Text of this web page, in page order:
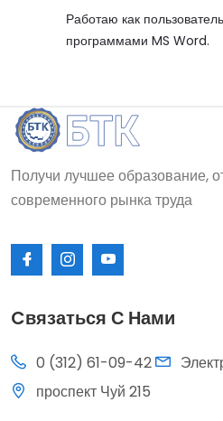
Работаю как
программами MS Word.
Получи лучшее образование,
современного рынка труда
Cвязаться С Нами
0 (312) 61-09-42
проспект Чуй 215